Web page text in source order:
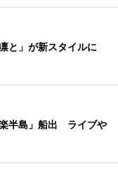
と」が新スタイルに
半島」船出 ライブや